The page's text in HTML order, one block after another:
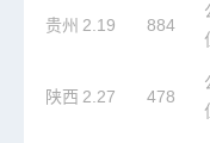
贵州 2.19 884
陕西 2.27 478